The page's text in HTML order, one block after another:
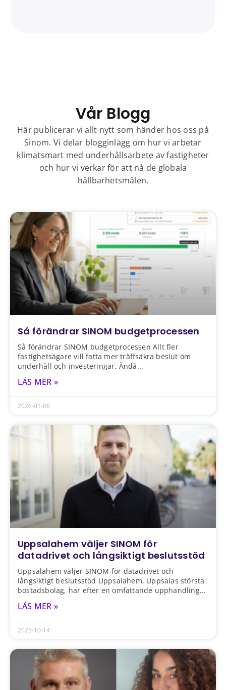
Vår Blogg
Här publicerar vi allt nytt som händer hos oss på
Sinom. Vi delar blogginlägg om hur vi arbetar
klimatsmart med underhållsarbete av fastigheter
och hur vi verkar för att nå de globala
hållbarhetsmålen.
Så förändrar SINOM budgetprocessen
Så förändrar SINOM budgetprocessen Allt fler
fastighetsägare vill fatta mer träffsäkra beslut om
underhåll och investeringar. Ändå
LÄS MER »
2026-01-06
Uppsalahem väljer SINOM för
datadrivet och långsiktigt beslutsstöd
Uppsalahem väljer SINOM för datadrivet och
långsiktigt beslutsstöd Uppsalahem, Uppsalas största
bostadsbolag, har efter en omfattande upphandling
LÄS MER »
2025-10-14